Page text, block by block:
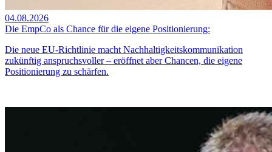
04.08.2026
Die EmpCo als Chance für die eigene Positionierung:
Die neue EU-Richtlinie macht Nachhaltigkeitskommunikation
zukünftig anspruchsvoller – eröffnet aber Chancen, die eigene
Positionierung zu schärfen.